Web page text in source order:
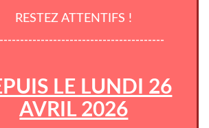
RESTEZ ATTENTIFS !
LE LUNDI 26
AVRIL 2026